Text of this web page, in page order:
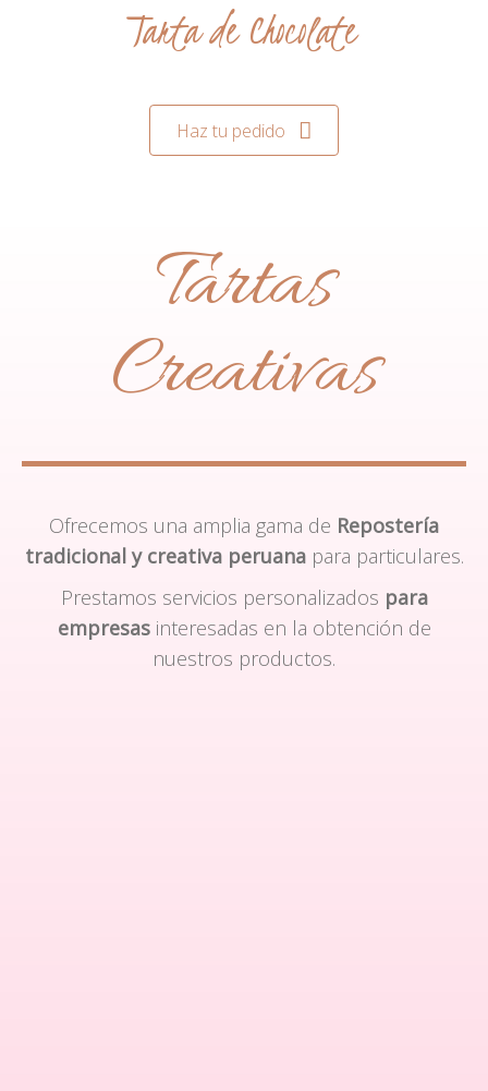
Tarta de Chocolate
Haz tu pedido
Tartas
Creativas
Ofrecemos una amplia gama de Repostería
tradicional y creativa peruanapara particulares.
Prestamos servicios personalizados para
empresasinteresadas en la obtención de
nuestros productos.